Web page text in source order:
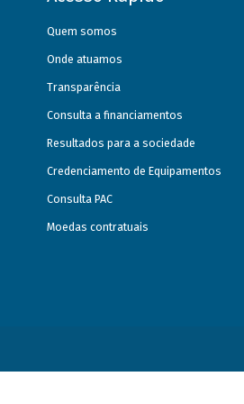
Quem somos
Onde atuamos
Transparência
Consulta a financiamentos
Resultados para a sociedade
Credenciamento de Equipamentos
Consulta PAC
Moedas contratuais